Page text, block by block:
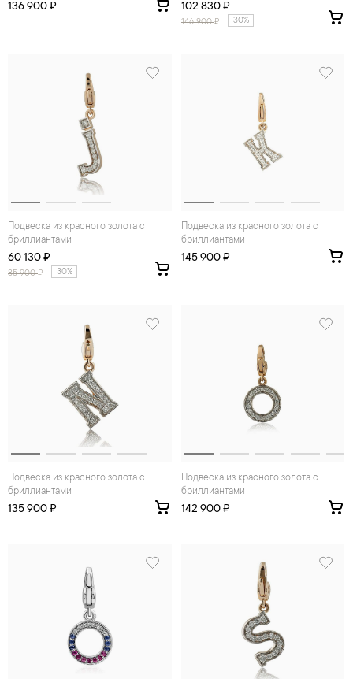
136 900 ₽ 102 830 ₽
146 900₽ 30%
Подвеска из красного золота с
бриллиантами
60 130 ₽
85 900₽ 30%
Подвеска из красного золота с
бриллиантами
145 900 ₽
Подвеска из красного золота с
бриллиантами
135 900 ₽
Подвеска из красного золота с
бриллиантами
142 900 ₽